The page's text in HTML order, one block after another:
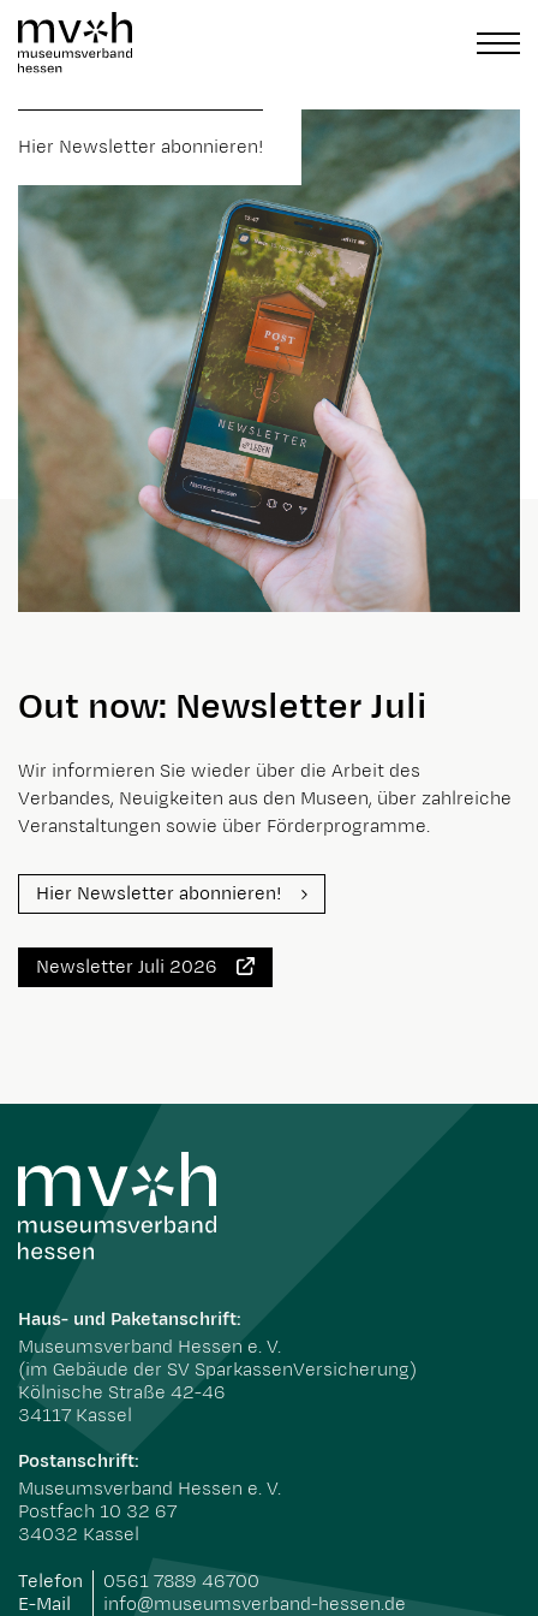
Hier Newsletter abonnieren!
Out now: Newsletter Juli
Wir informieren Sie wieder über die Arbeit des
Verbandes, Neuigkeiten aus den Museen, über zahlreiche
Veranstaltungen sowie über Förderprogramme.
Hier Newsletter abonnieren!
Newsletter Juli 2026
Haus- und Paketanschrift:
Museumsverband Hessen e. V.
(im Gebäude der SV SparkassenVersicherung)
Kölnische Straße 42-46
34117 Kassel
Postanschrift:
Museumsverband Hessen e. V.
Postfach 10 32 67
34032 Kassel
Telefon
0561 7889 46700
E-Mail
info@museumsverband-hessen.de